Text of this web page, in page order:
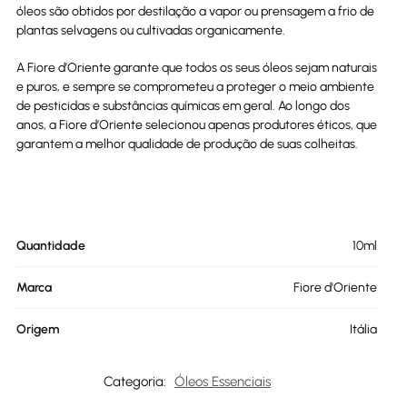
óleos são obtidos por destilação a vapor ou prensagem a frio de
plantas selvagens ou cultivadas organicamente.
A Fiore d’Oriente garante que todos os seus óleos sejam naturais
e puros, e sempre se comprometeu a proteger o meio ambiente
de pesticidas e substâncias químicas em geral. Ao longo dos
anos, a Fiore d’Oriente selecionou apenas produtores éticos, que
garantem a melhor qualidade de produção de suas colheitas.
Quantidade 10ml
Marca Fiore d'Oriente
Origem Itália
Categoria: Óleos Essenciais